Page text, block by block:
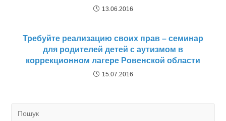
13.06.2016
Требуйте реализацию своих прав – семинар
для родителей детей с аутизмом в
коррекционном лагере Ровенской области
15.07.2016